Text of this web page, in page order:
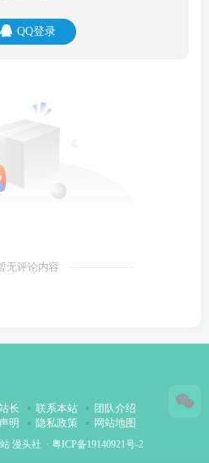
QQ登录
无评论内容
长 联系本站
团队介绍
明 隐私政策 网站地图
漫头社 · 粤ICP备19140921号-2